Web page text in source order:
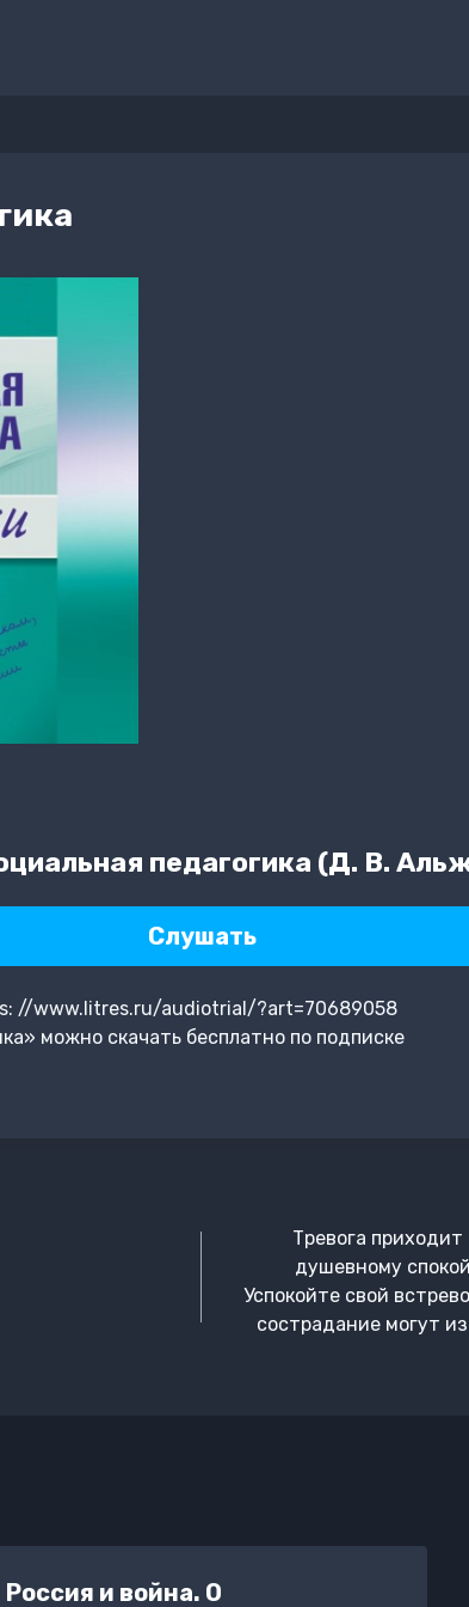
педагогика (Д. В.
Слушать
//www.litres.ru/audiotrial/?art=70689058
можно скачать бесплатно по подписке
Тревога
душевному
Успокойте свой
сострадание могут
Россия и война. О